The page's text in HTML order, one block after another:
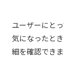
ユーザーにと
気になったと
細を確認できま